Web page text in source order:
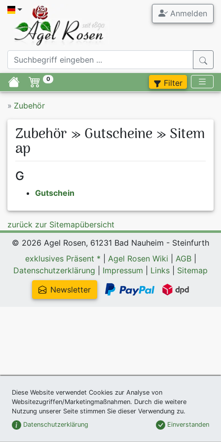
Anmelden
0 Filter
» Zubehör
Zubehör » Gutscheine » Sitem
ap
G
Gutschein
zurück zur Sitemapübersicht
© 2026 Agel Rosen, 61231 Bad Nauheim - Steinfurth
exklusives Präsent *
Agel Rosen Wiki AGB|
Datenschutzerklärung
Impressum Links
Sitemap
Newsletter
Diese Website verwendet Cookies zur Analyse von
Websitezugriffen/Marketingmaßnahmen. Durch die weitere
Nutzung unserer Seite stimmen Sie dieser Verwendung zu.
Datenschutzerklärung
Einverstanden
Zubehör
Flieder
Päonien
exklusives
Sitemap